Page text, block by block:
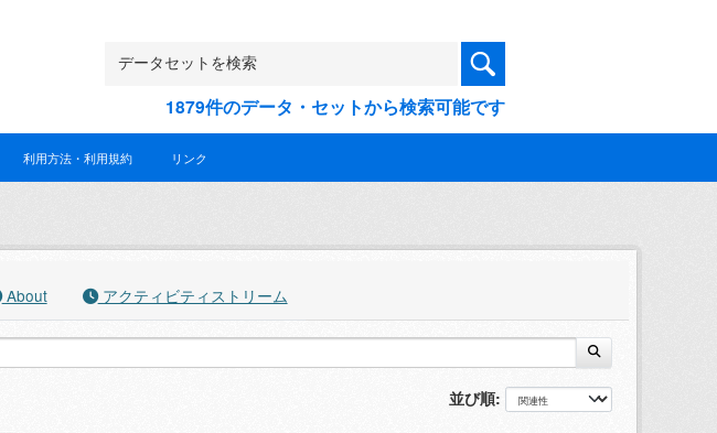
1879件のデータ・セットから検索可能です
利用方法・利用規約 リンク
About アクティビティストリーム
並び順